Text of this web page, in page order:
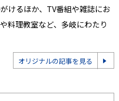
けるほか、TV番組や雑誌にお
料理教室など、多岐にわたり
オリジナルの記事を見る